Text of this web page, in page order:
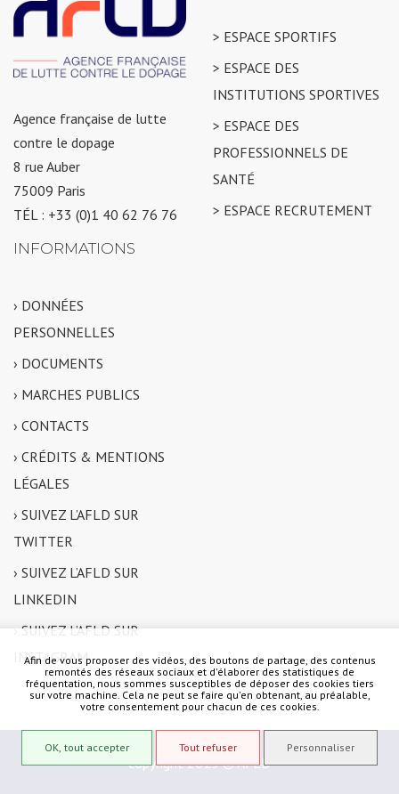
Afin de vous proposer des vidéos, des boutons de partage, des contenus
remontés des réseaux sociaux et d'élaborer des statistiques de
fréquentation, nous sommes susceptibles de déposer des cookies tiers
sur votre machine. Cela ne peut se faire qu'en obtenant, au préalable,
votre consentement pour chacun de ces cookies.
OK, tout accepter Tout refuser Personnaliser
Agence française de lutte
contre le dopage
8 rue Auber
75009 Paris
TÉL : +33 (0)1 40 62 76 76
> ESPACE SPORTIFS
> ESPACE DES
INSTITUTIONS SPORTIVES
> ESPACE DES
PROFESSIONNELS DE
SANTÉ
> ESPACE RECRUTEMENT
INFORMATIONS
› DONNÉES
PERSONNELLES
› DOCUMENTS
› MARCHES PUBLICS
› CONTACTS
› CRÉDITS & MENTIONS
LÉGALES
› SUIVEZ L’AFLD SUR
TWITTER
› SUIVEZ L’AFLD SUR
LINKEDIN
› SUIVEZ L’AFLD SUR
INSTAGRAM
copyright 2015 © AFLD